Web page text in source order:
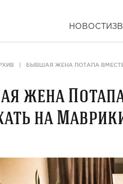
НОВОСТИ
БЫВШАЯ ЖЕНА ПОТАПА
жена
на